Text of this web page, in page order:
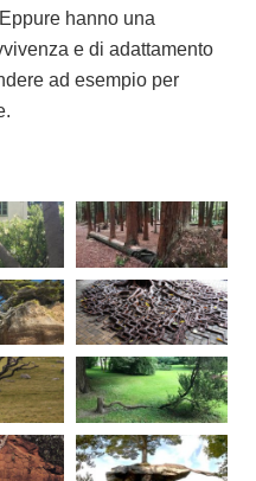
Eppure hanno una
e di adattamento
ad esempio per